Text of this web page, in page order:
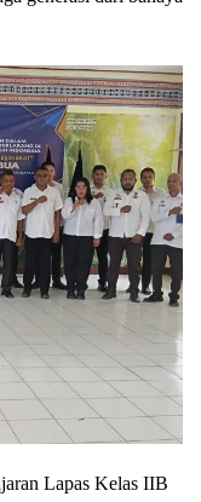
Lapas Kelas IIB